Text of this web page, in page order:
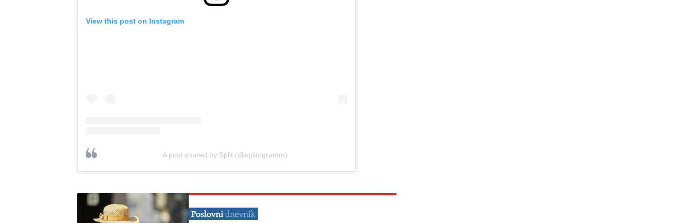
View this post on Instagram
A post shared by Split (@splitogramm)